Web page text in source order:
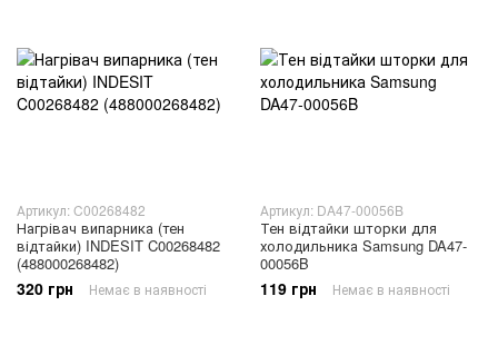
Артикул: C00268482
Нагрівач випарника (тен
відтайки) INDESIT C00268482
(488000268482)
320 грн Немає в наявності
Артикул: DA47-00056B
Тен відтайки шторки для
холодильника Samsung DA47-
00056B
119 грн Немає в наявності